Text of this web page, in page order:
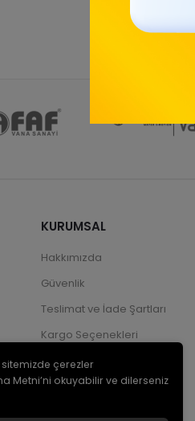
KURUMSAL
Hakkımızda
Güvenlik
Teslimat ve İade Şartları
Kargo Seçenekleri
çerezler
Metni’ni okuyabilir ve dilerseniz